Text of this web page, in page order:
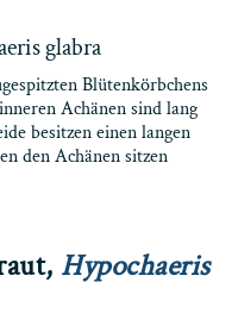
Blütenkörbchens
Achänen sind lang
besitzen einen langen
den Achänen sitzen
Hypochaeris